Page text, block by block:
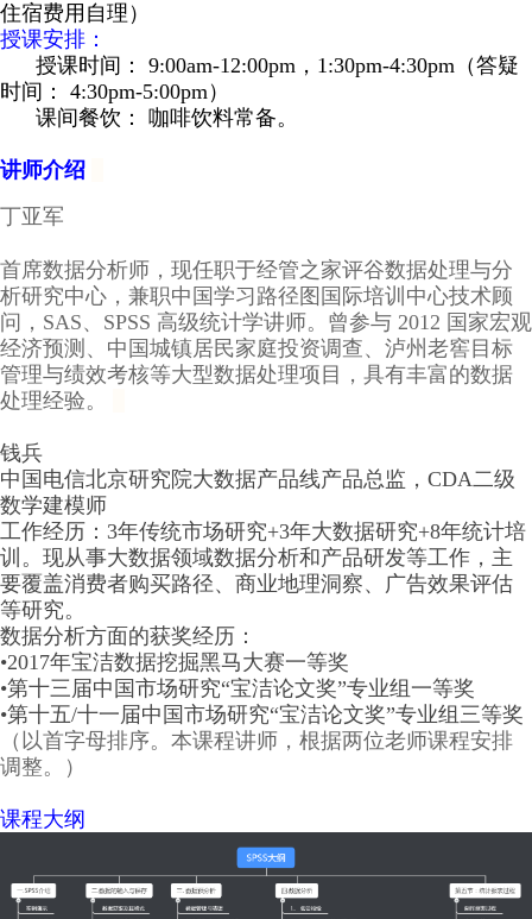
住宿费用自理）
授课安排：
授课时间：
9:00am-12:00pm，1:30pm-4:30pm（答疑
时间：
4:30pm-5:00pm）
课间餐饮：
咖啡饮料常备。
讲师介绍
丁亚军
首席数据分析师，现任职于经管之家评谷数据处理与分
析研究中心，兼职中国学习路径图国际培训中心技术顾
问， SAS、SPSS 高级统计学讲师。曾参与 2012 国家宏观
经济预测、中国城镇居民家庭投资调查、泸州老窖目标
管理与绩效考核等大型数据处理项目，具有丰富的数据
处理经验。
钱兵
中国电信北京研究院大数据产品线产品总监，CDA二级
数学建模师
工作经历：3年传统市场研究+3年大数据研究+8年统计培
训。现从事大数据领域数据分析和产品研发等工作，主
要覆盖消费者购买路径、商业地理洞察、广告效果评估
等研究。
数据分析方面的获奖经历：
•2017年宝洁数据挖掘黑马大赛一等奖
•第十三届中国市场研究“宝洁论文奖”专业组一等奖
•第十五/十一届中国市场研究“宝洁论文奖”专业组三等奖
（以首字母排序。本课程讲师，根据两位老师课程安排
调整。）
课程大纲